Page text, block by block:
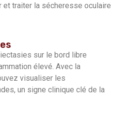
et traiter la sécheresse oculaire
sur le bord libre
élevé. Avec la
visualiser les
un signe clinique clé de la